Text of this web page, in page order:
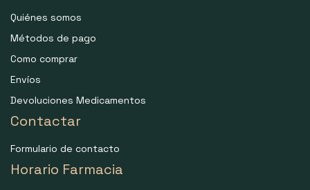
Quiénes somos
Métodos de pago
Como comprar
Envíos
Devoluciones Medicamentos
Contactar
Formulario de contacto
Horario Farmacia